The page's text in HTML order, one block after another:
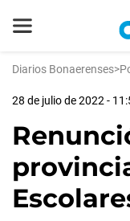
Diarios Bonaerenses>
28 de julio de 2022 -